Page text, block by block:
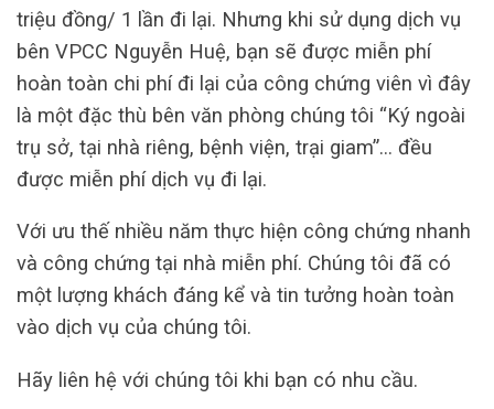
triệu đồng/ 1 lần đi lại. Nhưng khi sử dụng dịch vụ
bên VPCC Nguyễn Huệ, bạn sẽ được miễn phí
hoàn toàn chi phí đi lại của công chứng viên vì đây
là một đặc thù bên văn phòng chúng tôi “Ký ngoài
trụ sở, tại nhà riêng, bệnh viện, trại giam”… đều
được miễn phí dịch vụ đi lại.
Với ưu thế nhiều năm thực hiện công chứng nhanh
và công chứng tại nhà miễn phí. Chúng tôi đã có
một lượng khách đáng kể và tin tưởng hoàn toàn
vào dịch vụ của chúng tôi.
Hãy liên hệ với chúng tôi khi bạn có nhu cầu.